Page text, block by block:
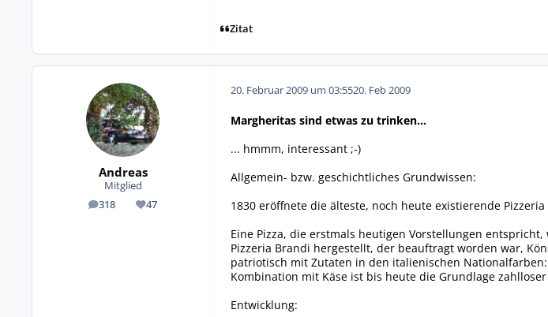
Zitat
Andreas
Mitglied
318
Beiträge 47
Reputation
20. Februar 2009 um 03:5520. Feb 2009
Margheritas sind etwas zu trinken...
... hmmm, interessant ;-)
Allgemein- bzw. geschichtliches Grundwissen:
1830 eröffnete die älteste, noch heute existierende Pizzeria
Eine Pizza, die erstmals heutigen Vorstellungen
Pizzeria Brandi hergestellt, der beauftragt worden war,
patriotisch mit Zutaten in den italienischen
Kombination mit Käse ist bis heute die Grundlage
Entwicklung: